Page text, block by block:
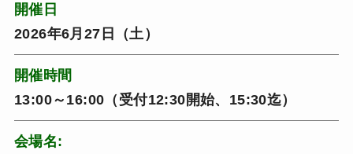
開催日
2026年6月27日（土）
開催時間
13:00～16:00（受付12:30開始、15:30迄）
会場名: